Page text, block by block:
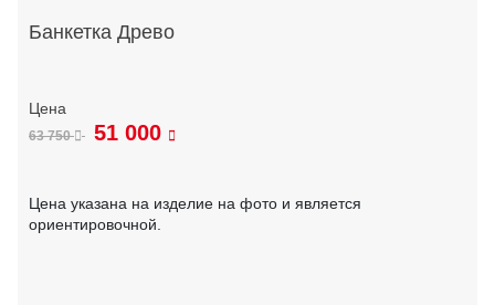
Банкетка Древо
63 750 51 000
Цена указана на изделие на фото и является
ориентировочной.